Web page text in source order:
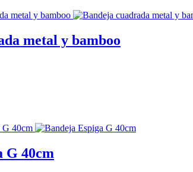
metal y bamboo
G 40cm